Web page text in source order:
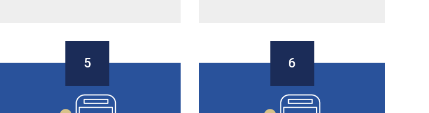
5 6